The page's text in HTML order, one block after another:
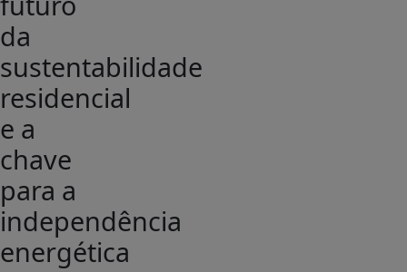
da
sustentabilidade
residencial
e a
chave
para a
independência
energética